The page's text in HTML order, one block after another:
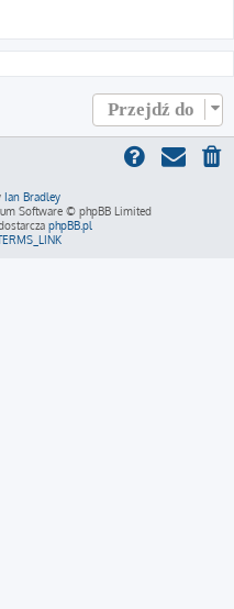
Przejdź do
Ian Bradley
Software © phpBB Limited
phpBB.pl